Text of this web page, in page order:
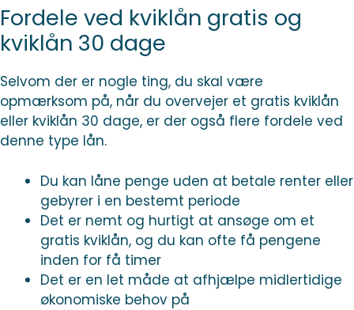
Fordele ved kviklån gratis og
kviklån 30 dage
Selvom der er nogle ting, du skal være
opmærksom på, når du overvejer et gratis kviklån
eller kviklån 30 dage, er der også flere fordele ved
denne type lån.
Du kan låne penge uden at betale renter eller
gebyrer i en bestemt periode
Det er nemt og hurtigt at ansøge om et
gratis kviklån, og du kan ofte få pengene
inden for få timer
Det er en let måde at afhjælpe midlertidige
økonomiske behov på